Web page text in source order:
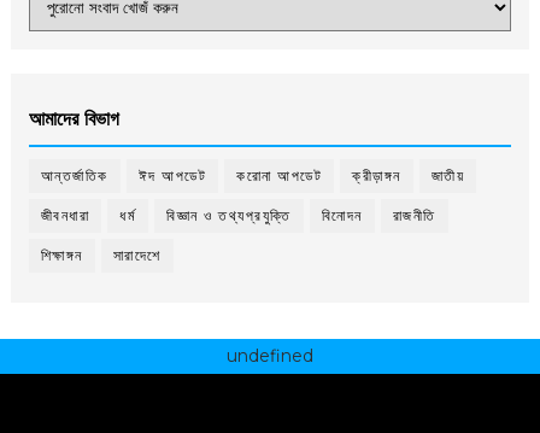
আমাদের বিভাগ
আন্তর্জাতিক ঈদ আপডেট করোনা আপডেট ক্রীড়াঙ্গন জাতীয়
জীবনধারা ধর্ম বিজ্ঞান ও তথ্যপ্রযুক্তি বিনোদন রাজনীতি
শিক্ষাঙ্গন সারাদেশে
undefined